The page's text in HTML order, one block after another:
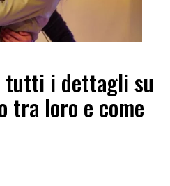
tutti i dettagli su
tra loro e come